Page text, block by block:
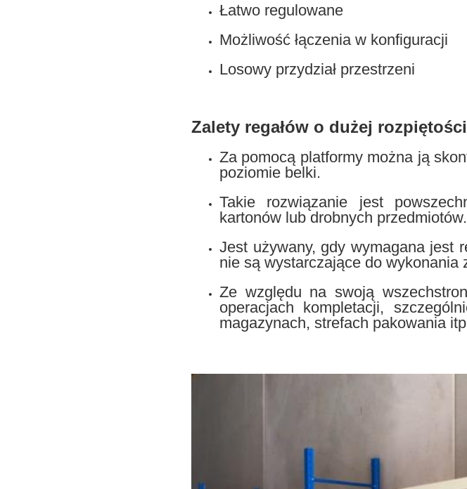
Łatwo regulowane
Możliwość łączenia w konfiguracji
Losowy przydział przestrzeni
Zalety regałów o dużej rozpiętości
Za pomocą platformy można ją
poziomie belki.
Takie rozwiązanie jest
kartonów lub drobnych przedmiotów.
Jest używany, gdy wymagana jest
nie są wystarczające do wykonania
Ze względu na swoją
operacjach kompletacji,
magazynach, strefach pakowania